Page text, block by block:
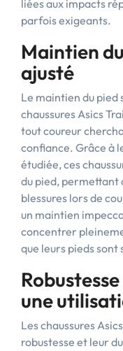
liées aux impacts
parfois exigeants.
Maintien
ajusté
Le maintien du
chaussures Asics
tout coureur
confiance. Grâce à
étudiée, ces
du pied, permettant
blessures lors de
un maintien
concentrer
que leurs pieds sont
une
Les chaussures
robustesse et leur